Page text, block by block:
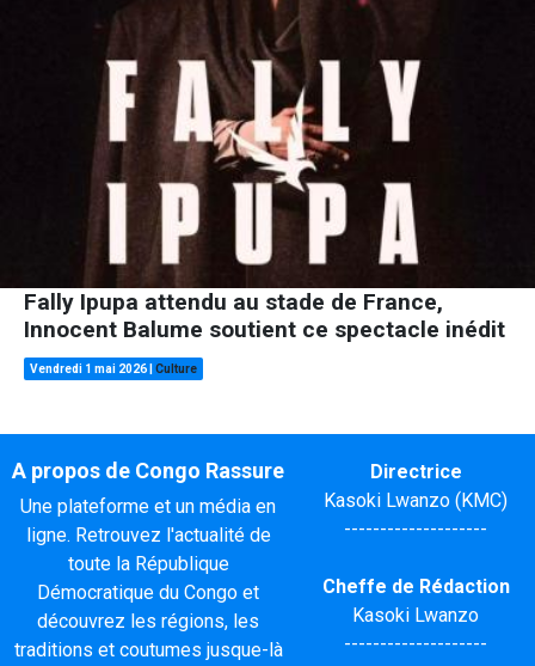
Fally Ipupa attendu au stade de France,
Innocent Balume soutient ce spectacle inédit
Vendredi 1 mai 2026 Culture
A propos de Congo Rassure
Une plateforme et un média en
ligne. Retrouvez l'actualité de
toute la République
Démocratique du Congo et
découvrez les régions, les
traditions et coutumes jusque-là
Directrice
Kasoki Lwanzo (KMC)
--------------------
Cheffe de Rédaction
Kasoki Lwanzo
--------------------